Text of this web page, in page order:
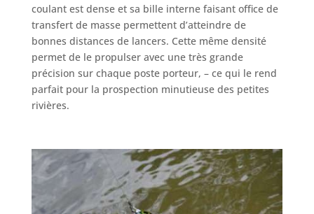
coulant est dense et sa bille interne faisant office de
transfert de masse permettent d’atteindre de
bonnes distances de lancers. Cette même densité
permet de le propulser avec une très grande
précision sur chaque poste porteur, – ce qui le rend
parfait pour la prospection minutieuse des petites
rivières.